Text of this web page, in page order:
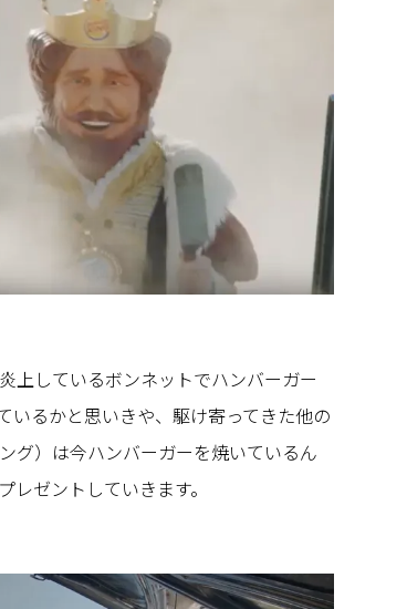
上しているボンネットでハンバーガー
いるかと思いきや、駆け寄ってきた他の
グ）は今ハンバーガーを焼いているん
ゼントしていきます。